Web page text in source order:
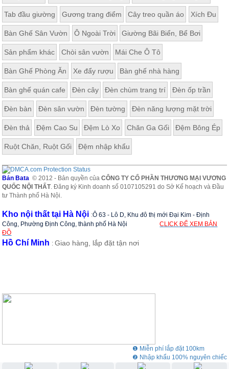
Tab đầu giường Gương trang điểm Cây treo quần áo Xích Đu
Bàn Ghế Sân Vườn Ô Ngoài Trời Giường Bãi Biển, Bể Bơi
Sản phẩm khác Chòi sân vườn Mái Che Ô Tô
Bàn Ghế Phòng Ăn Xe đẩy rượu Bàn ghế nhà hàng
Bàn ghế quán cafe Đèn cây Đèn chùm trang trí Đèn ốp trần
Đèn bàn Đèn sân vườn Đèn tường Đèn năng lượng mặt trời
Đèn thả Đệm Cao Su Đệm Lò Xo Chăn Ga Gối Đệm Bông Ép
Ruột Chăn, Ruột Gối Đệm nhập khẩu
Bản Bata © 2012 - Bản quyền củaCÔNG TY CỔ PHẦN THƯƠNG MẠI VƯƠNG
QUỐC NỘI THẤT. Đăng ký Kinh doanh số 0107105291 do Sở Kế hoạch và Đầu
tư Thành phố Hà Nội.
Kho nội thất tại Hà Nội :Ô 63 - Lô D, Khu đô thị mới Đại Kim - Định
Công, Phường Định Công, thành phố Hà Nội
CLICK ĐỂ XEM BẢN
ĐỒ
Hồ Chí Minh :Giao hàng, lắp đặt tận nơi
❶ Miễn phí lắp đặt 100km
❷ Nhập khẩu 100% nguyên chiếc
❸ Showroom rộng 3000m2